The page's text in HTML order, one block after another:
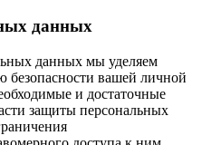
данных
данных мы уделяем
безопасности вашей личной
и достаточные
защиты персональных